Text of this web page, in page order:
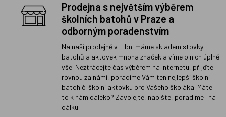
Prodejna s největším výběrem
školních batohů v Praze a
odborným poradenstvím
Na naší prodejně v Libni máme skladem stovky
batohů a aktovek mnoha značek a víme o nich úplně
vše. Neztrácejte čas výběrem na internetu, přijďte
rovnou za námi, poradíme Vám ten nejlepší školní
batoh či školní aktovku pro Vašeho školáka. Máte
to k nám daleko? Zavolejte, napište, poradíme i na
dálku.